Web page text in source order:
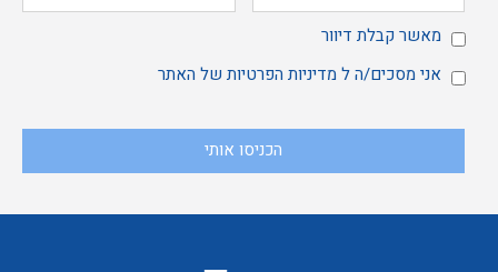
מאשר
מאשר קבלת דיוור
אני
אני מסכים/ה ל מדיניות הפרטיות של האתר
הכניסו אותי